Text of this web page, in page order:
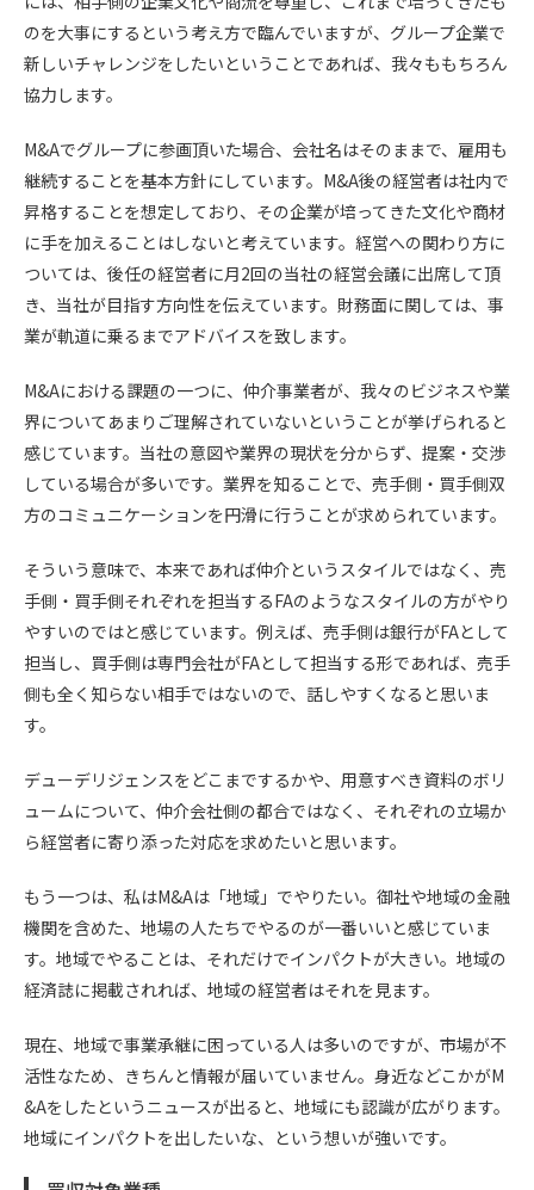
のを大事にするという考え方で臨んでいますが、グループ企業で
新しいチャレンジをしたいということであれば、我々ももちろん
協力します。
M&Aでグループに参画頂いた場合、会社名はそのままで、雇用も
継続することを基本方針にしています。M&A後の経営者は社内で
昇格することを想定しており、その企業が培ってきた文化や商材
に手を加えることはしないと考えています。経営への関わり方に
ついては、後任の経営者に月2回の当社の経営会議に出席して頂
き、当社が目指す方向性を伝えています。財務面に関しては、事
業が軌道に乗るまでアドバイスを致します。
M&Aにおける課題の一つに、仲介事業者が、我々のビジネスや業
界についてあまりご理解されていないということが挙げられると
感じています。当社の意図や業界の現状を分からず、提案・交渉
している場合が多いです。業界を知ることで、売手側・買手側双
方のコミュニケーションを円滑に行うことが求められています。
そういう意味で、本来であれば仲介というスタイルではなく、売
手側・買手側それぞれを担当するFAのようなスタイルの方がやり
やすいのではと感じています。例えば、売手側は銀行がFAとして
担当し、買手側は専門会社がFAとして担当する形であれば、売手
側も全く知らない相手ではないので、話しやすくなると思いま
す。
デューデリジェンスをどこまでするかや、用意すべき資料のボリ
ュームについて、仲介会社側の都合ではなく、それぞれの立場か
ら経営者に寄り添った対応を求めたいと思います。
もう一つは、私はM&Aは「地域」でやりたい。御社や地域の金融
機関を含めた、地場の人たちでやるのが一番いいと感じていま
す。地域でやることは、それだけでインパクトが大きい。地域の
経済誌に掲載されれば、地域の経営者はそれを見ます。
現在、地域で事業承継に困っている人は多いのですが、市場が不
活性なため、きちんと情報が届いていません。身近などこかがM
&Aをしたというニュースが出ると、地域にも認識が広がります。
地域にインパクトを出したいな、という想いが強いです。